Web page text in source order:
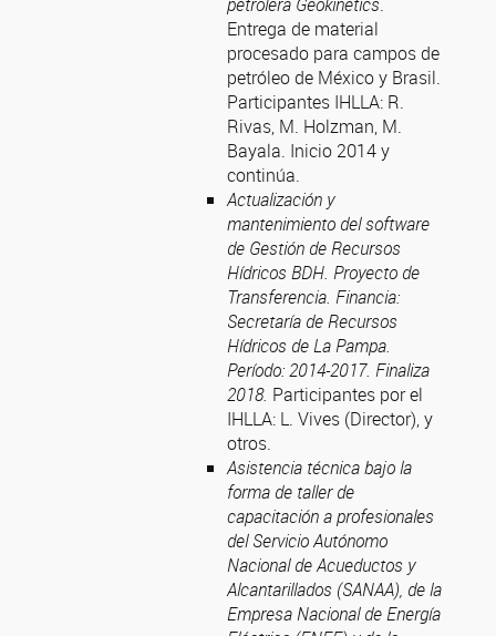
Entrega de material
procesado para campos de
petróleo de México y Brasil.
Participantes IHLLA: R.
Rivas, M. Holzman, M.
Bayala. Inicio 2014 y
continúa.
Actualización y
mantenimiento del software
de Gestión de Recursos
Hídricos BDH. Proyecto de
Transferencia. Financia:
Secretaría de Recursos
Hídricos de La Pampa.
Período: 2014-2017. Finaliza
2018. Participantes por el
IHLLA: L. Vives (Director), y
otros.
Asistencia técnica bajo la
forma de taller de
capacitación a profesionales
del Servicio Autónomo
Nacional de Acueductos y
Alcantarillados (SANAA), de la
Empresa Nacional de Energía